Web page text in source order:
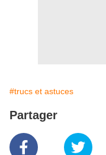
#trucs et astuces
Partager